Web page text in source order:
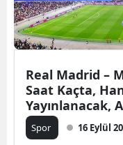
Real Madrid –
Saat Kaçta,
Yayınlanacak,
Şampiyonlar
Detaylar
Spor 16 Eylül